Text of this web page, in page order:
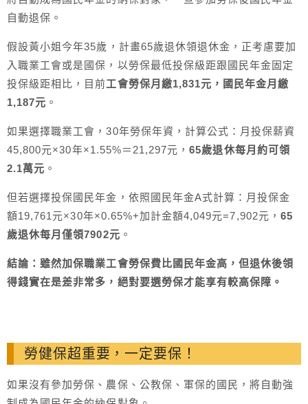
自動退保。
假設黃小姐今年35歲，計畫65歲退休領退休金，正考慮要加
入職業工會或是國保，以勞保最低投保級距跟國民年金固定
投保級距相比，目前工會勞保月繳1,831元，國民年金月繳
1,187元 。
如果選擇職業工會，30年勞保年資，計算公式：月投保薪資
45,800元×30年×1.55%＝21,297元，65歲退休每月約可領
2.1萬元 。
但若選擇投保國民年金，依照國民年金A式計算：月投保金
額19,761元×30年×0.65%+加計金額4,049元=7,902元， 65
歲退休每月僅領7902元 。
結論：雖然加保職業工會勞保費比國民年金高，但退休後領
得錢實在是差非常多，絕對要選勞保才能享有較高保障。
勞健保超重要，一定要保！
如果沒有參加勞保、農保、公教保、軍保的國民，將自動強